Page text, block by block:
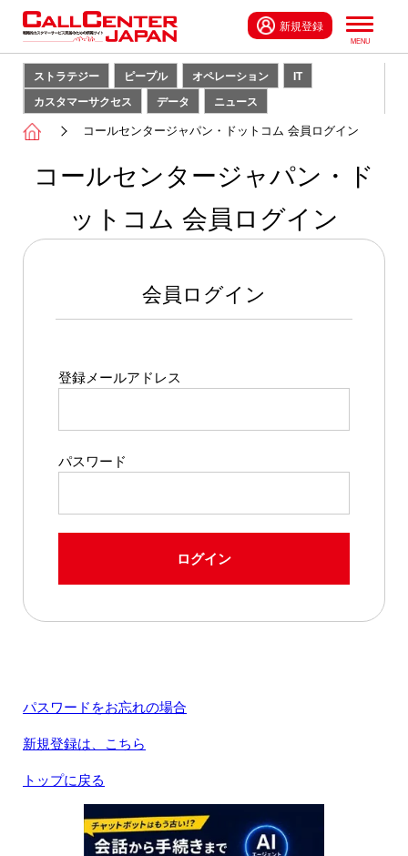
新規登録
ストラテジー ピープル オペレーション
IT
カスタマーサクセス
データ ニュース
コールセンタージャパン・ドットコム 会員ログイン
コールセンタージャパン・ド
ットコム 会員ログイン
会員ログイン
登録メールアドレス
パスワード
ログイン
パスワードをお忘れの場合
新規登録は、こちら
トップに戻る